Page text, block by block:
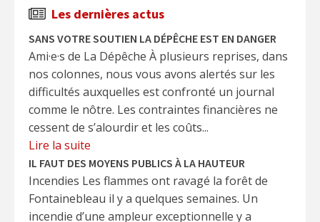
Les dernières actus
SANS VOTRE SOUTIEN LA DÉPÊCHE EST EN DANGER
Ami·e·s de La Dépêche À plusieurs reprises, dans
nos colonnes, nous vous avons alertés sur les
difficultés auxquelles est confronté un journal
comme le nôtre. Les contraintes financières ne
cessent de s’alourdir et les coûts...
Lire la suite
IL FAUT DES MOYENS PUBLICS À LA HAUTEUR
Incendies Les flammes ont ravagé la forêt de
Fontainebleau il y a quelques semaines. Un
incendie d’une ampleur exceptionnelle y a